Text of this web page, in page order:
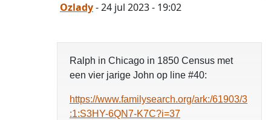
Ozlady- 24 jul 2023 - 19:02
Ralph in Chicago in 1850 Census met
een vier jarige John op line #40:
https://www.familysearch.org/ark:/61903/3
:1:S3HY-6QN7-K7C?i=37